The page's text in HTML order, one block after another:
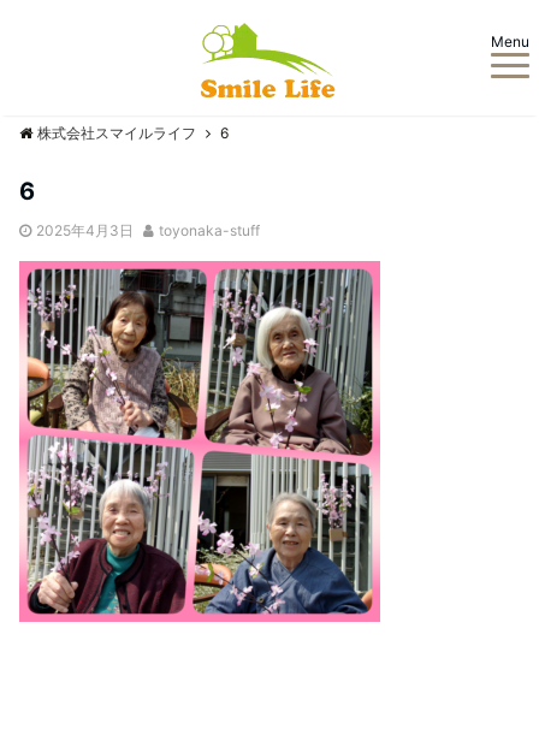
Menu
株式会社スマイルライフ 6
6
2025年4月3日 toyonaka-stuff